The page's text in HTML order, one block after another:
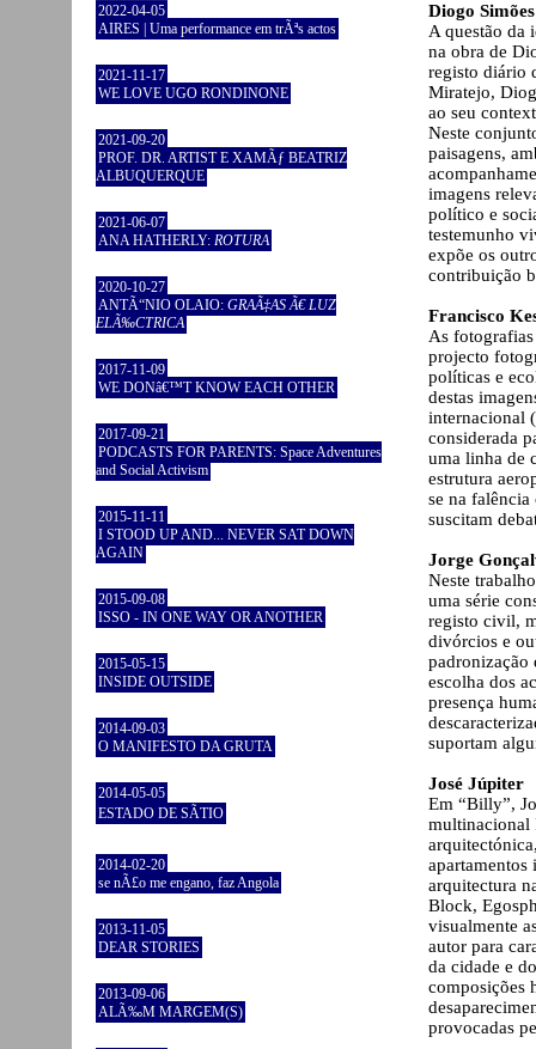
2022-04-05
AIRES | Uma performance em trÃªs actos
2021-11-17
WE LOVE UGO RONDINONE
2021-09-20
PROF. DR. ARTIST E XAMÃƒ BEATRIZ
ALBUQUERQUE
2021-06-07
ANA HATHERLY: ROTURA
2020-10-27
ANTÃ“NIO OLAIO: GRAÃ‡AS Ã€ LUZ
ELÃ‰CTRICA
2017-11-09
WE DONâ€™T KNOW EACH OTHER
2017-09-21
PODCASTS FOR PARENTS: Space Adventures
and Social Activism
2015-11-11
I STOOD UP AND... NEVER SAT DOWN
AGAIN
2015-09-08
ISSO - IN ONE WAY OR ANOTHER
2015-05-15
INSIDE OUTSIDE
2014-09-03
O MANIFESTO DA GRUTA
2014-05-05
ESTADO DE SÃTIO
2014-02-20
se nÃ£o me engano, faz Angola
2013-11-05
DEAR STORIES
2013-09-06
ALÃ‰M MARGEM(S)
Diogo Simões
A questão da
na obra de
registo diário
Miratejo,
ao seu
Neste
paisagens,
imagens
político e
testemunho
expõe os
contribuição
Francisco
As
projecto
políticas e
destas
internacional
considerada
uma linha de
estrutura
se na falência
suscitam
Jorge
Neste
uma série
registo civil,
divórcios e
padronização
escolha dos
presença
suportam
José Júpiter
Em “Billy”,
multinacional
apartamentos
arquitectura
Block,
visualmente
autor para
da cidade e
composições
provocadas